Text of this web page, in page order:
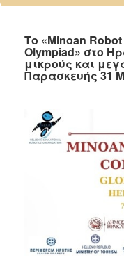
2024
2022
2021
2019
2018
2012
Το «Minoan
Olympiad» στο
μικρούς και
Παρασκευής 31